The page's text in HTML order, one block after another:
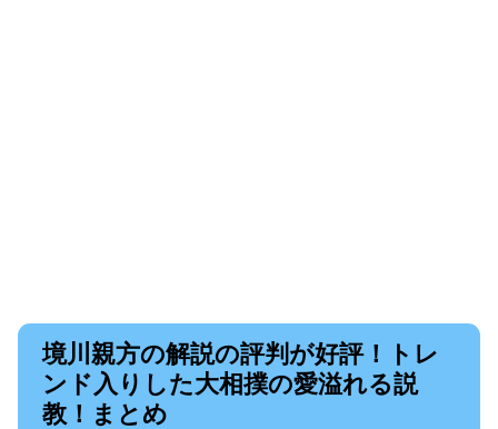
境川親方の解説の評判が好評！トレ
ンド入りした大相撲の愛溢れる説
教！まとめ